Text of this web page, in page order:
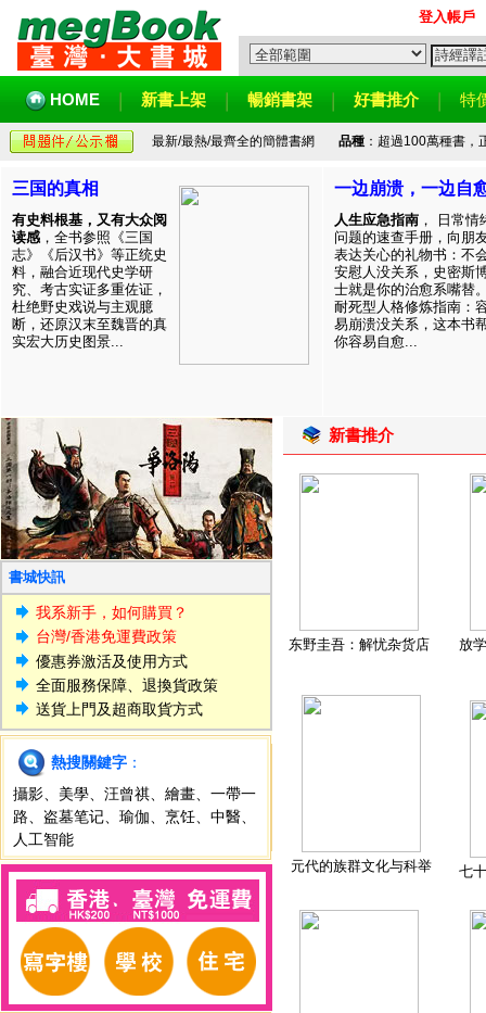
登入帳戶
HOME 新書上架 暢銷書架 好書推介 特
最新/最熱/最齊全的簡體書網 品種：超過100萬種書，
三国的真相
有史料根基，又有大众阅
读感 ，全书参照《三国
志》《后汉书》等正统史
料，融合近现代史学研
究、考古实证多重佐证，
杜绝野史戏说与主观臆
断，还原汉末至魏晋的真
实宏大历史图景...
一边崩溃，一边自
人生应急指南 ， 日常情
问题的速查手册，向朋
表达关心的礼物书：不
安慰人没关系，史密斯
士就是你的治愈系嘴替
耐死型人格修炼指南：
易崩溃没关系，这本书
你容易自愈...
書城快訊
我系新手，如何購買？
台灣/香港免運費政策
優惠券激活及使用方式
全面服務保障、退換貨政策
送貨上門及超商取貨方式
熱搜關鍵字 ：
攝影
美學 汪曾祺 繪畫
一帶一
路
盗墓笔记 瑜伽 烹饪 中醫
人工智能
新書推介
东野圭吾：解忧杂货店 放
元代的族群文化与科举 七